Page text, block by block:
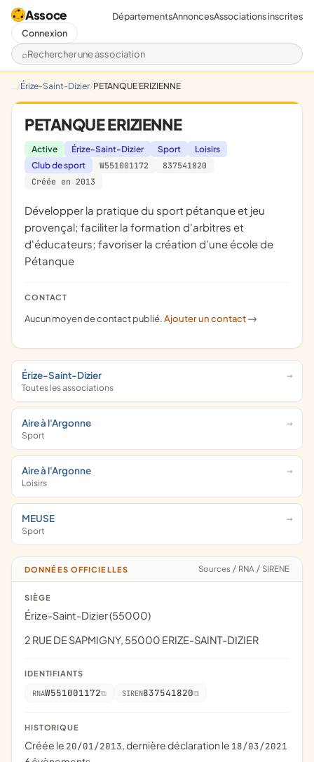
Assoce
Rechercher une association
DépartementsAnnoncesAssociations inscrites
Connexion
Érize-Saint-Dizier PETANQUE ERIZIENNE
PETANQUE ERIZIENNE
Active Érize-Saint-Dizier Sport
Loisirs
Club de sport
W551001172
837541820
Créée en 2013
développer la pratique du sport pétanque et jeu
provençal; faciliter la formation d'arbitres et
d'éducateurs; favoriser la création d'une école de
Pétanque
CONTACT
Aucun moyen de contact publié.Ajouter un contact ->
Érize-Saint-Dizier
Toutes les associations
Aire à l'Argonne
Sport
Aire à l'Argonne
Loisirs
MEUSE
Sport
DONNÉES OFFICIELLES Sources / RNA / SIRENE
SIÈGE
Érize-Saint-Dizier (55000)
2 RUE DE SAPMIGNY, 55000 ERIZE-SAINT-DIZIER
IDENTIFIANTS
RNAW551001172 SIREN837541820
HISTORIQUE
Créée le 20/01/2013, dernière déclaration le 18/03/2021